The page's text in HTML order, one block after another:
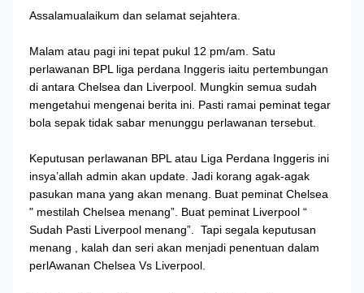
Assalamualaikum dan selamat sejahtera.
Malam atau pagi ini tepat pukul 12 pm/am. Satu
perlawanan BPL liga perdana Inggeris iaitu pertembungan
di antara Chelsea dan Liverpool. Mungkin semua sudah
mengetahui mengenai berita ini. Pasti ramai peminat tegar
bola sepak tidak sabar menunggu perlawanan tersebut.
Keputusan perlawanan BPL atau Liga Perdana Inggeris ini
insya’allah admin akan update. Jadi korang agak-agak
pasukan mana yang akan menang. Buat peminat Chelsea
" mestilah Chelsea menang”. Buat peminat Liverpool “
Sudah Pasti Liverpool menang”. Tapi segala keputusan
menang , kalah dan seri akan menjadi penentuan dalam
perlAwanan Chelsea Vs Liverpool.